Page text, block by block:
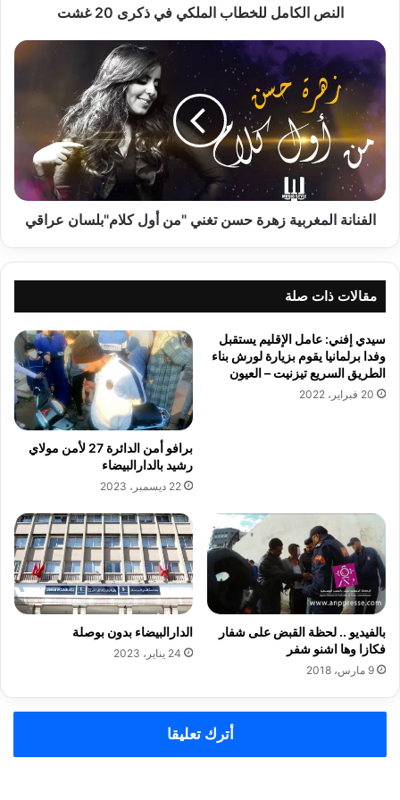
النص الكامل للخطاب الملكي في ذكرى 20 غشت
الفنانة
المغربية
زهرة
حسن
تغني
"من
كلام"بلسان
عراقي
الفنانة المغربية زهرة حسن تغني "من أول كلام"بلسان عراقي
مقالات ذات صلة
سيدي إفني: عامل الإقليم يستقبل
وفدا برلمانيا يقوم بزيارة لورش بناء
الطريق السريع تيزنيت – العيون
20 فبراير، 2022
برافو أمن الدائرة 27 لأمن مولاي
رشيد بالدارالبيضاء
22 ديسمبر، 2023
بالفيديو .. لحظة القبض على شفار
فكازا وها اشنو شفر
9 مارس، 2018
الدارالبيضاء بدون بوصلة
24 يناير، 2023
أترك تعليقا